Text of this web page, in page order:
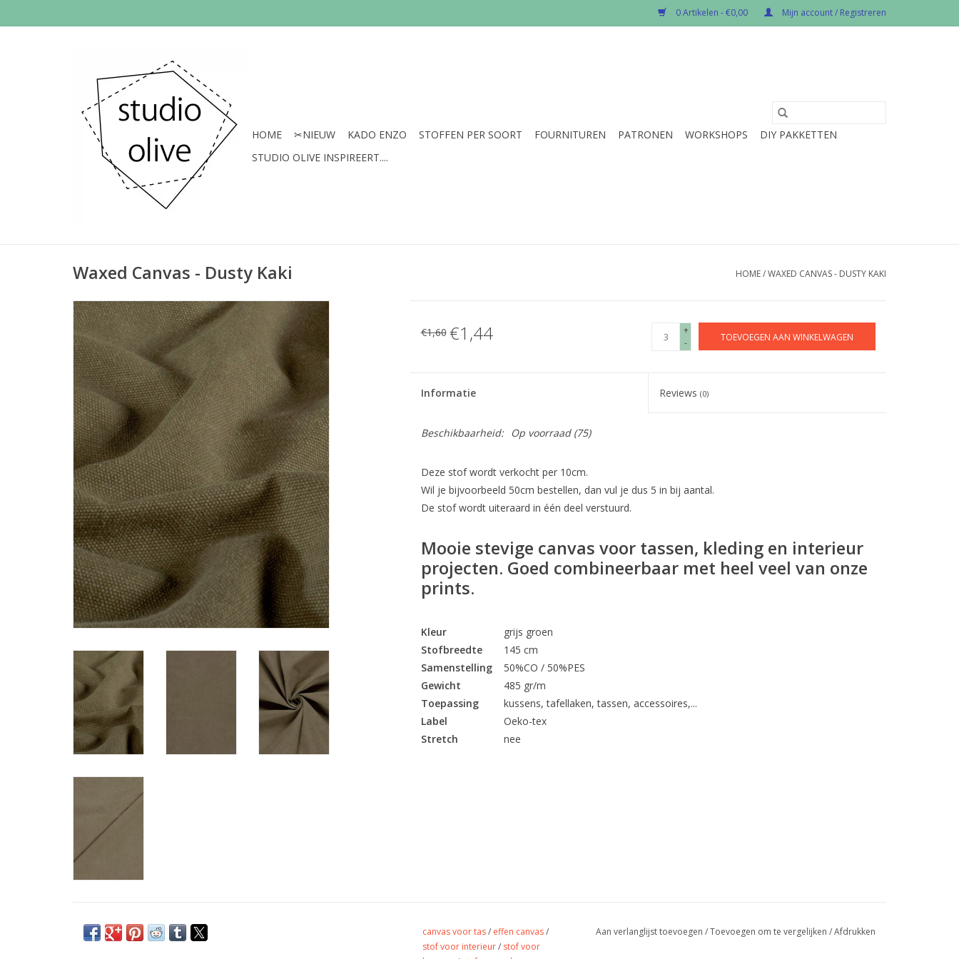
0 Artikelen - €0,00 Mijn account / Registreren
HOME ✂︎NIEUW KADO ENZO STOFFEN PER SOORT FOURNITUREN PATRONEN WORKSHOPS
DIY PAKKETTEN
STUDIO OLIVE INSPIREERT....
Waxed Canvas - Dusty Kaki HOME/WAXED CANVAS - DUSTY KAKI
€1,60 €1,44
+
-
TOEVOEGEN AAN WINKELWAGEN
Informatie Reviews(0)
Beschikbaarheid: Op voorraad(75)
Deze stof wordt verkocht per 10cm.
Wil je bijvoorbeeld 50cm bestellen, dan vul je dus 5 in bij aantal.
De stof wordt uiteraard in één deel verstuurd.
Mooie stevige canvas voor tassen, kleding en interieur
projecten. Goed combineerbaar met heel veel van onze
prints.
Kleur
grijs groen
Stofbreedte
145 cm
Samenstelling
50%CO / 50%PES
Gewicht
485 gr/m
Toepassing
kussens, tafellaken, tassen, accessoires,...
Label
Oeko-tex
Stretch
nee
canvas voor tas/ effen canvas/
stof voor interieur/ stof voor
Aan verlanglijst toevoegen /Toevoegen om te vergelijken /Afdrukken